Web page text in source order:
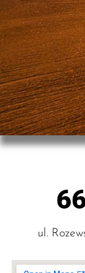
ul.